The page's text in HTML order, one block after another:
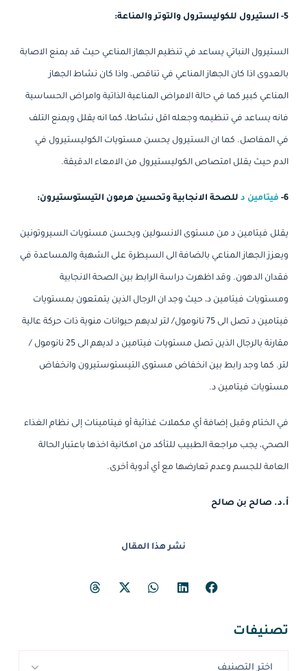
5- الستيرول للكوليسترول والتوتر والمناعة:
الستيرول النباتي يساعد في تنظيم الجهاز المناعي حيث قد يمنع الاصابة
بالعدوى اذا كان الجهاز المناعي في تناقص، واذا كان نشاط الجهاز
المناعي كبير كما في حالة الامراض المناعية الذاتية وامراض الحساسية
فانه يساعد في تنظيمه وجعله اقل نشاطا، كما انه يقلل ويمنع التلف
في المفاصل. كما ان الستيرول يحسن مستويات الكوليستيرول في
الدم حيث يقلل امتصاص الكوليستيرول من الامعاء الدقيقة.
6- فيتامين دللصحة الانجابية وتحسين هرمون التيستوستيرون:
يقلل فيتامين د من مستوى الانسولين ويحسن مستويات السيروتونين
ويعزز الجهاز المناعي بالضافة الى السيطرة على الشهية والمساعدة في
فقدان الدهون. وقد اظهرت دراسة الرابط بين الصحة الانجابية
ومستويات فيتامين د، حيث وجد ان الرجال الذين يتمتعون بمستويات
فيتامين د تصل الى 75 نانومول/ لتر لديهم حيوانات منوية ذات حركة عالية
مقارنة بالرجال الذين تصل مستويات فيتامين د لديهم الى 25 نانومول /
لتر. كما وجد رابط بين انخفاض مستوى التيستوستيرون وانخفاض
مستويات فيتامين د.
في الختام وقبل إضافة أي مكملات غذائية أو فيتامينات إلى نظام الغذاء
الصحي، يجب مراجعة الطبيب للتأكد من امكانية اخذها باعتبار الحالة
العامة للجسم وعدم تعارضها مع أي أدوية أخرى.
أ.د. صالح بن صالح
نشر هذا المقال
تصنيفات
اختر التصنيف